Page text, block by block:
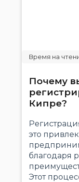
Почему
Кипре?
это
благодаря
Этот